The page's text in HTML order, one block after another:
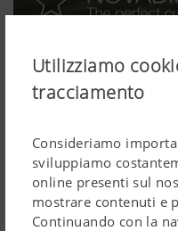
Utilizziamo
tracciamento
Consideriamo
sviluppiamo
online presenti sul
mostrare contenuti e
Continuando con la